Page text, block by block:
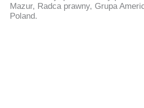
Mazur, Radca prawny, Grupa
Poland.